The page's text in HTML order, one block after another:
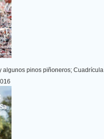
algunos pinos piñoneros; Cuadrícula